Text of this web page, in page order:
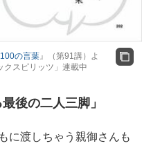
の言葉 』（第91講）よ
スピリッツ」連載中
後の二人三脚」
に渡しちゃう親御さんも